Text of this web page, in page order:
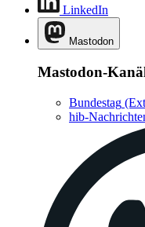
LinkedIn
Mastodon
Mastodon-
Bundestag
hib-